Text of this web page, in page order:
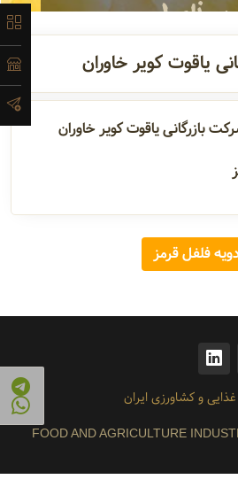
خاوران
فلفل قرمز ...
یاقوت کویر خاوران
یاقوت کویر خاوران
فلفل قرمز
و کشاورزی ایران
FOOD AND AGRICULTURE